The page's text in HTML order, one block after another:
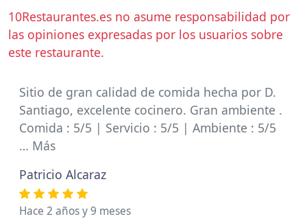
10Restaurantes.es no asume responsabilidad por
las opiniones expresadas por los usuarios sobre
este restaurante.
Sitio de gran calidad de comida hecha por D.
Santiago, excelente cocinero. Gran ambiente .
Comida : 5/5 | Servicio : 5/5 | Ambiente : 5/5
… Más
Patricio Alcaraz
Hace 2 años y 9 meses